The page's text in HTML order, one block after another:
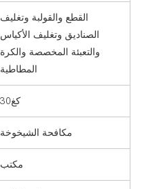
القطع والقولبة وتغليف
الصناديق وتغليف الأكياس
والتعبئة المخصصة والكرة
المطاطية
كغ30
مكافحة الشيخوخة
مكتب